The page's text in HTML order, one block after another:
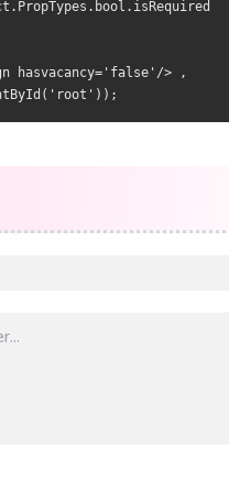
hasvacancy='false'/> ,